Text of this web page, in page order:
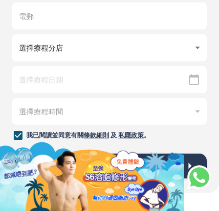
我已閱讀並同意有關條款細則 及 私隱政策。
提交